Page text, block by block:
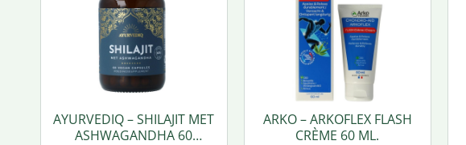
AYURVEDIQ – SHILAJIT MET
ASHWAGANDHA 60
ARKO – ARKOFLEX FLASH
CRÈME 60 ML.